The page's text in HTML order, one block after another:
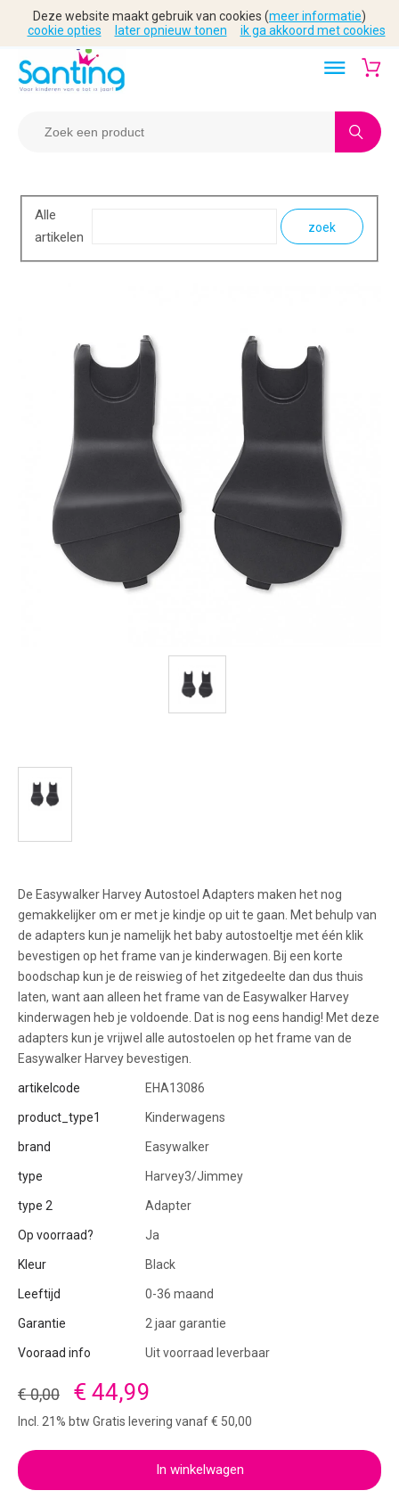
Alle
artikelen
zoek
De Easywalker Harvey Autostoel Adapters maken het nog
gemakkelijker om er met je kindje op uit te gaan. Met behulp van
de adapters kun je namelijk het baby autostoeltje met één klik
bevestigen op het frame van je kinderwagen. Bij een korte
boodschap kun je de reiswieg of het zitgedeelte dan dus thuis
laten, want aan alleen het frame van de Easywalker Harvey
kinderwagen heb je voldoende. Dat is nog eens handig! Met deze
adapters kun je vrijwel alle autostoelen op het frame van de
Easywalker Harvey bevestigen.
artikelcode EHA13086
product_type1 Kinderwagens
brand Easywalker
type Harvey3/Jimmey
type 2 Adapter
Op voorraad? Ja
Kleur Black
Leeftijd 0-36 maand
Garantie 2 jaar garantie
Vooraad info Uit voorraad leverbaar
€ 0,00 € 44,99
Incl. 21% btw Gratis levering vanaf € 50,00
In winkelwagen
Deze website maakt gebruik van cookies (meer informatie)
cookie opties
later opnieuw tonen ik ga akkoord met cookies